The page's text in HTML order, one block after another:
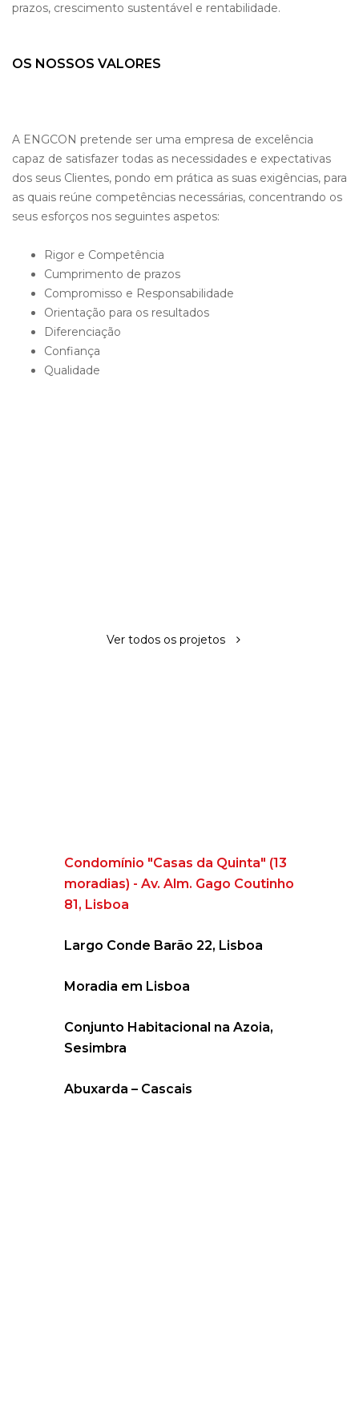
prazos, crescimento sustentável e rentabilidade.
OS NOSSOS VALORES
A ENGCON pretende ser uma empresa de excelência
capaz de satisfazer todas as necessidades e expectativas
dos seus Clientes, pondo em prática as suas exigências, para
as quais reúne competências necessárias, concentrando os
seus esforços nos seguintes aspetos:
Rigor e Competência
Cumprimento de prazos
Compromisso e Responsabilidade
Orientação para os resultados
Diferenciação
Confiança
Qualidade
Ver todos os projetos
Condomínio "Casas da Quinta" (13
moradias) - Av. Alm. Gago Coutinho
81, Lisboa
Largo Conde Barão 22, Lisboa
Moradia em Lisboa
Conjunto Habitacional na Azoia,
Sesimbra
Abuxarda – Cascais